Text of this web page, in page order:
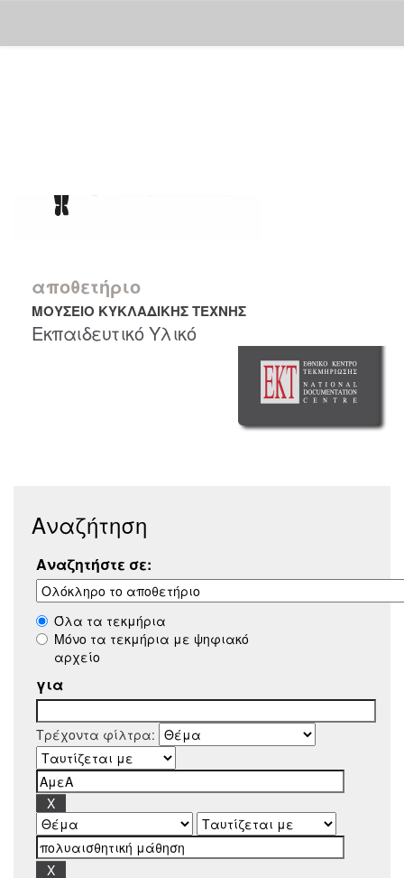
αποθετήριο
ΜΟΥΣΕΙΟ ΚΥΚΛΑΔΙΚΗΣ ΤΕΧΝΗΣ
Εκπαιδευτικό Υλικό
Αναζήτηση
Αναζητήστε σε:
Όλα τα τεκμήρια
Μόνο τα τεκμήρια με ψηφιακό
αρχείο
για
Τρέχοντα φίλτρα: